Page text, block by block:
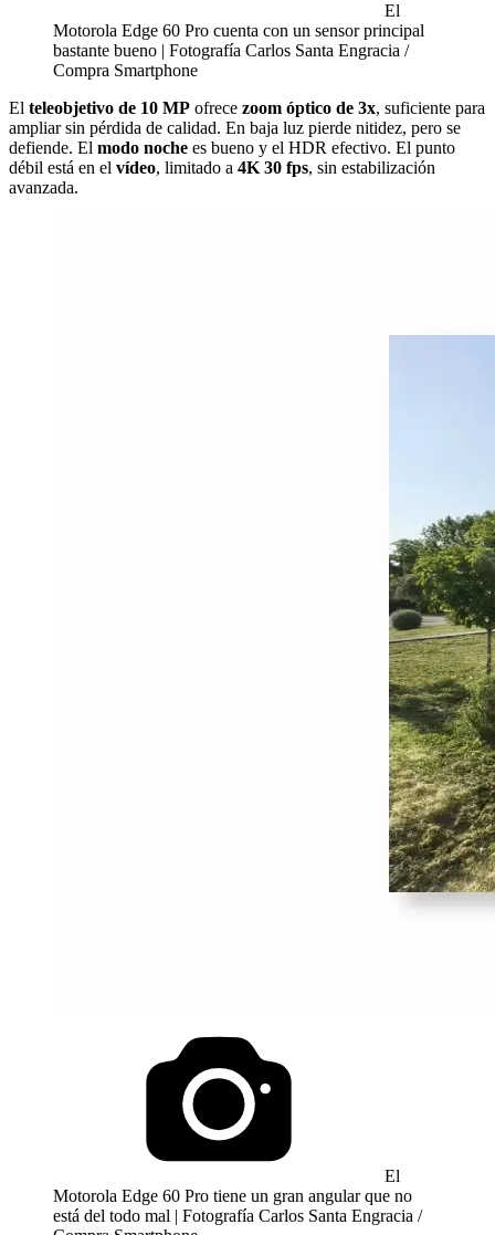
El
Motorola Edge 60 Pro cuenta con un sensor principal
bastante bueno | Fotografía Carlos Santa Engracia /
Compra Smartphone
El teleobjetivo de 10 MP ofrece zoom óptico de 3x, suficiente para
ampliar sin pérdida de calidad. En baja luz pierde nitidez, pero se
defiende. El modo noche es bueno y el HDR efectivo. El punto
débil está en el vídeo, limitado a 4K 30 fps, sin estabilización
avanzada.
El
Motorola Edge 60 Pro tiene un gran angular que no
está del todo mal | Fotografía Carlos Santa Engracia /